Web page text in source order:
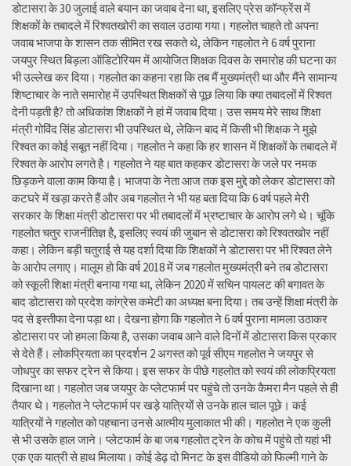
डोटासरा के 30 जुलाई वाले बयान का जवाब देना था, इसलिए प्रेस कॉन्फ्रेंस में
शिक्षकों के तबादले में रिश्वतखोरी का सवाल उठाया गया। गहलोत चाहते तो अपना
जवाब भाजपा के शासन तक सीमित रख सकते थे, लेकिन गहलोत ने 6 वर्ष पुराना
जयपुर स्थित बिड़ला ऑडिटोरियम में आयोजित शिक्षक दिवस के समारोह की घटना का
भी उल्लेख कर दिया। गहलोत का कहना रहा कि तब मैं मुख्यमंत्री था और मैंने सामान्य
शिष्टाचार के नाते समारोह में उपस्थित शिक्षकों से पूछ लिया कि क्या तबादलों में रिश्वत
देनी पड़ती है? तो अधिकांश शिक्षकों ने हां में जवाब दिया। उस समय मेरे साथ शिक्षा
मंत्री गोविंद सिंह डोटासरा भी उपस्थित थे, लेकिन बाद में किसी भी शिक्षक ने मुझे
रिश्वत का कोई सबूत नहीं दिया। गहलोत ने कहा कि हर शासन में शिक्षकों के तबादले में
रिश्वत के आरोप लगते है। गहलोत ने यह बात कहकर डोटासरा के जले पर नमक
छिड़कने वाला काम किया है। भाजपा के नेता आज तक इस मुद्दे को लेकर डोटासरा को
कटघरे में खड़ा करते हैं और अब गहलोत ने भी यह बता दिया कि 6 वर्ष पहले मेरी
सरकार के शिक्षा मंत्री डोटासरा पर भी तबादलों में भ्रष्टाचार के आरोप लगे थे। चूंकि
गहलोत चतुर राजनीतिज्ञ है, इसलिए स्वयं की जुबान से डोटासरा को रिश्वतखोर नहीं
कहा। लेकिन बड़ी चतुराई से यह दर्शा दिया कि शिक्षकों ने डोटासरा पर भी रिश्वत लेने
के आरोप लगाए। मालूम हो कि वर्ष 2018 में जब गहलोत मुख्यमंत्री बने तब डोटासरा
को स्कूली शिक्षा मंत्री बनाया गया था, लेकिन 2020 में सचिन पायलट की बगावत के
बाद डोटासरा को प्रदेश कांग्रेस कमेटी का अध्यक्ष बना दिया। तब उन्हें शिक्षा मंत्री के
पद से इस्तीफा देना पड़ा था। देखना होगा कि गहलोत ने 6 वर्ष पुराना मामला उठाकर
डोटासरा पर जो हमला किया है, उसका जवाब आने वाले दिनों में डोटासरा किस प्रकार
से देते हैं। लोकप्रियता का प्रदर्शन 2 अगस्त को पूर्व सीएम गहलोत ने जयपुर से
जोधपुर का सफर ट्रेन से किया। इस सफर के पीछे गहलोत को स्वयं की लोकप्रियता
दिखाना था। गहलोत जब जयपुर के प्लेटफार्म पर पहुंचे तो उनके कैमरा मैन पहले से ही
तैयार थे। गहलोत ने प्लेटफार्म पर खड़े यात्रियों से उनके हाल चाल पूछे। कई
यात्रियों ने गहलोत को पहचाना उनसे आत्मीय मुलाकात भी की। गहलोत ने एक कुली
से भी उसके हाल जाने। प्लेटफार्म के बा जब गहलोत ट्रेन के कोच में पहुंचे तो यहां भी
एक एक यात्री से हाथ मिलाया। कोई डेढ़ दो मिनट के इस वीडियो को फिल्मी गाने के